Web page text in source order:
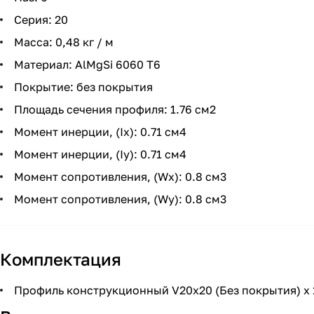
Серия: 20
Масса: 0,48 кг / м
Материал: AlMgSi 6060 Т6
Покрытие: без покрытия
Площадь сечения профиля: 1.76 см2
Момент инерции, (Ix): 0.71 см4
Момент инерции, (Iy): 0.71 см4
Момент сопротивления, (Wx): 0.8 см3
Момент сопротивления, (Wy): 0.8 см3
Комплектация
Профиль конструкционный V20х20 (Без покрытия) х